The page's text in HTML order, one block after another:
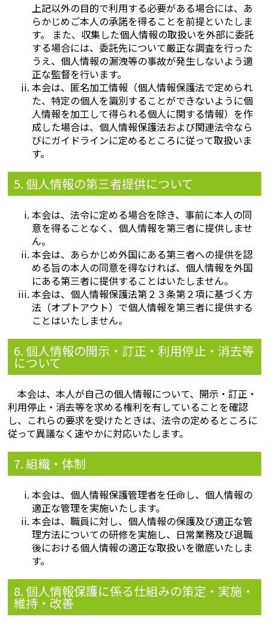
上記以外の目的で利用する必要がある場合には、あ
らかじめご本人の承諾を得ることを前提といたしま
す。 また、収集した個人情報の取扱いを外部に委託
する場合には、委託先について厳正な調査を行った
うえ、個人情報の漏洩等の事故が発生しないよう適
正な監督を行います。
本会は、匿名加工情報（個人情報保護法で定められ
た、特定の個人を識別することができないように個
人情報を加工して得られる個人に関する情報）を作
成した場合は、個人情報保護法および関連法令なら
びにガイドラインに定めるところに従って取扱いま
す。
5. 個人情報の第三者提供について
本会は、法令に定める場合を除き、事前に本人の同
意を得ることなく、個人情報を第三者に提供しませ
ん。
本会は、あらかじめ外国にある第三者への提供を認
める旨の本人の同意を得なければ、個人情報を外国
にある第三者に提供することはいたしません。
本会は、個人情報保護法第２３条第２項に基づく方
法（オプトアウト）で個人情報を第三者に提供する
ことはいたしません。
6. 個人情報の開示・訂正・利用停止・消去等
について
本会は、本人が自己の個人情報について、開示・訂正・
利用停止・消去等を求める権利を有していることを確認
し、これらの要求を受けたときは、法令の定めるところに
従って異議なく速やかに対応いたします。
7. 組織・体制
本会は、個人情報保護管理者を任命し、個人情報の
適正な管理を実施いたします。
本会は、職員に対し、個人情報の保護及び適正な管
理方法についての研修を実施し、日常業務及び退職
後における個人情報の適正な取扱いを徹底いたしま
す。
8. 個人情報保護に係る仕組みの策定・実施・
維持・改善